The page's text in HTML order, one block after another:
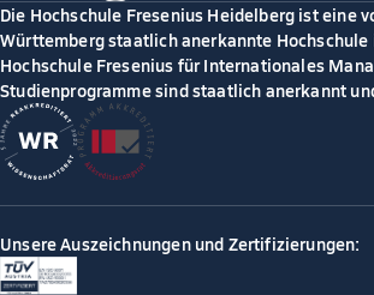
Die Hochschule Fresenius Heidelberg ist eine
Württemberg staatlich anerkannte Hochschule
Hochschule Fresenius für Internationales
Studienprogramme sind staatlich anerkannt
Unsere Auszeichnungen und Zertifizierungen: